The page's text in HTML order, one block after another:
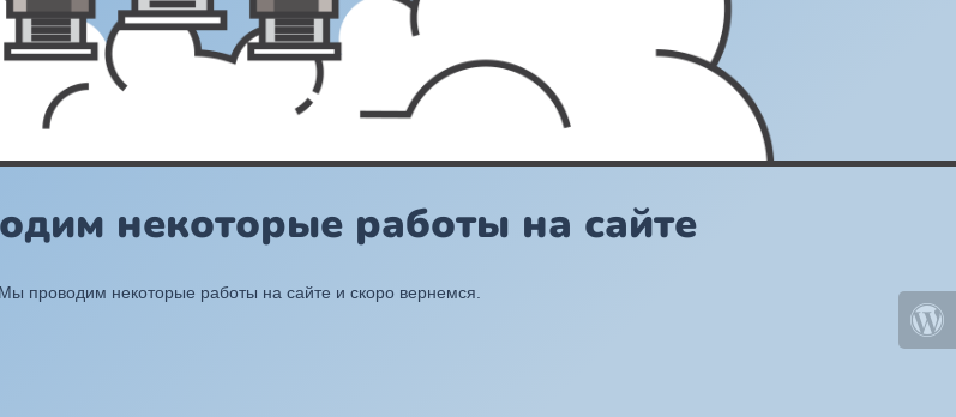
некоторые работы на сайте
проводим некоторые работы на сайте и скоро вернемся.